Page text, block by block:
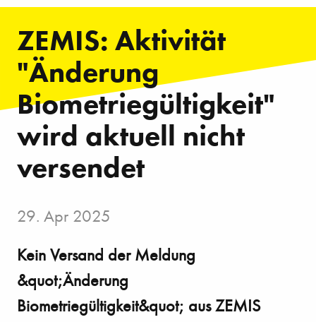
ZEMIS: Aktivität
"Änderung
Biometriegültigkeit"
wird aktuell nicht
versendet
29. Apr 2025
Kein Versand der Meldung
&quot;Änderung
Biometriegültigkeit&quot; aus ZEMIS